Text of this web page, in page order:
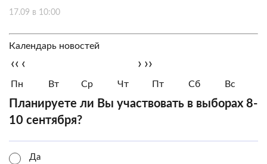
17.09 в 10:00
Календарь новостей
‹‹ ‹ › ››
Пн Вт Ср Чт Пт Сб Вс
Планируете ли Вы участвовать в выборах 8-
10 сентября?
Да